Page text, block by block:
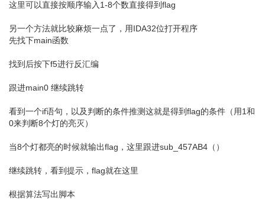
这里可以直接按顺序输入1-8个数直接得到flag
另一个方法就比较麻烦一点了，用IDA32位打开程序
先找下main函数
找到后按下f5进行反汇编
跟进main0 继续跳转
看到一个if语句，以及判断的条件推测这就是得到flag的条件（用1和
0来判断8个灯的亮灭）
当8个灯都亮的时候就输出flag，这里跟进sub_457AB4（）
继续跳转，看到提示，flag就在这里
根据算法写出脚本